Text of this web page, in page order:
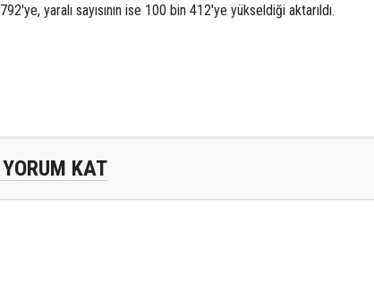
792'ye, yaralı sayısının ise 100 bin 412'ye yükseldiği aktarıldı.
YORUM KAT